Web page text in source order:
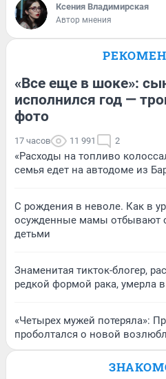
Ксения Владимирская
Автор мнения
«Все еще в шоке»:
исполнился год —
фото
17 часов 11 991 2
«Расходы на топливо
семья едет на автодоме из
С рождения в неволе. Как в
осужденные мамы отбывают
детьми
Знаменитая тикток-блогер,
редкой формой рака, умерла в
«Четырех мужей потеряла»:
проболтался о новой